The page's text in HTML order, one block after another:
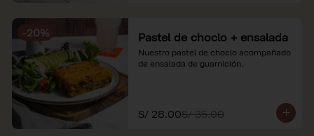
-20% Pastel de choclo + ensalada
Nuestro pastel de choclo acompañado
de ensalada de guarnición.
S/ 28.00S/ 35.00